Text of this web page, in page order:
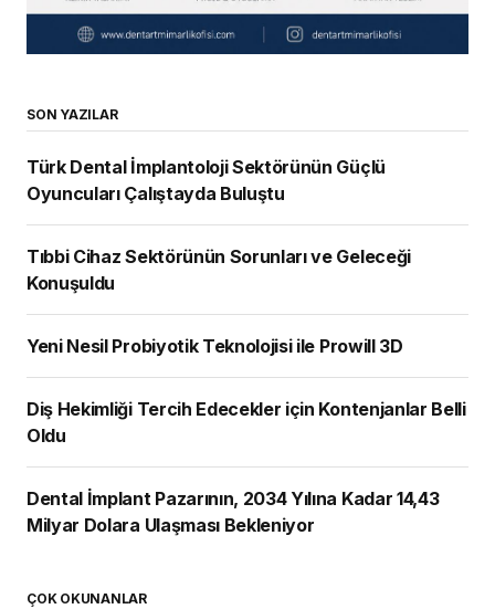
SON YAZILAR
Türk Dental İmplantoloji Sektörünün Güçlü
Oyuncuları Çalıştayda Buluştu
Tıbbi Cihaz Sektörünün Sorunları ve Geleceği
Konuşuldu
Yeni Nesil Probiyotik Teknolojisi ile Prowill 3D
Diş Hekimliği Tercih Edecekler için Kontenjanlar Belli
Oldu
Dental İmplant Pazarının, 2034 Yılına Kadar 14,43
Milyar Dolara Ulaşması Bekleniyor
ÇOK OKUNANLAR